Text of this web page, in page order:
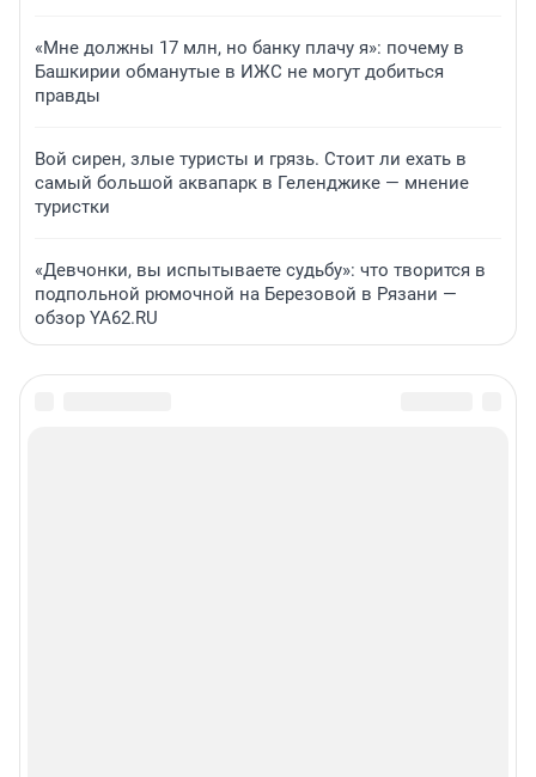
«Мне должны 17 млн, но банку плачу я»: почему в
Башкирии обманутые в ИЖС не могут добиться
правды
Вой сирен, злые туристы и грязь. Стоит ли ехать в
самый большой аквапарк в Геленджике — мнение
туристки
«Девчонки, вы испытываете судьбу»: что творится в
подпольной рюмочной на Березовой в Рязани —
обзор YA62.RU